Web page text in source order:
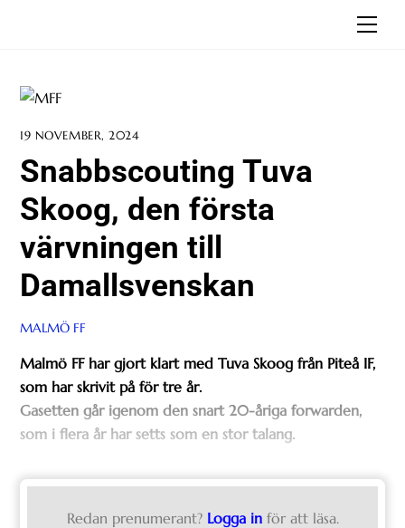
19 NOVEMBER, 2024
Snabbscouting Tuva
Skoog, den första
värvningen till
Damallsvenskan
MALMÖ FF
Malmö FF har gjort klart med Tuva Skoog från Piteå IF,
som har skrivit på för tre år.
Gasetten går igenom den snart 20-åriga forwarden,
som i flera år har setts som en stor talang.
Redan prenumerant? Logga in för att läsa.